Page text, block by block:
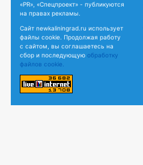
«PR», «Спецпроект» - публикуются
на правах рекламы.
Сайт newkaliningrad.ru использует
файлы cookie. Продолжая работу
с сайтом, вы соглашаетесь на
сбор и последующую обработку
файлов cookie.